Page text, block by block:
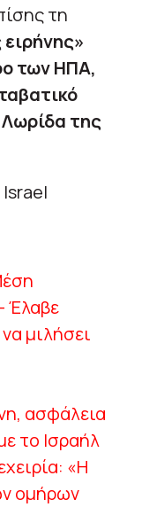
τη
των ΗΠΑ,
της
Έλαβε
μιλήσει
ασφάλεια
το Ισραήλ
«Η
ομήρων